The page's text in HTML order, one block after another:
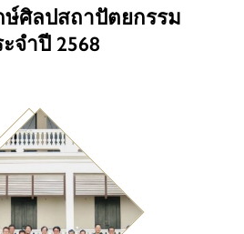
ษ์ศิลปสถาปัตยกรรม
จำปี 2568